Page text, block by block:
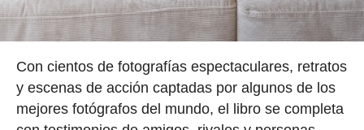
Con cientos de fotografías espectaculares, retratos
y escenas de acción captadas por algunos de los
mejores fotógrafos del mundo, el libro se completa